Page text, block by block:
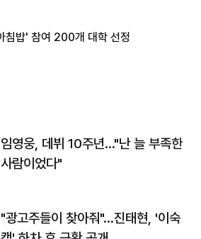
침밥' 참여 200개 대학 선정
임영웅, 데뷔 10주년…"난 늘 부족한
사람이었다"
"광고주들이 찾아줘"…진태현, '이숙